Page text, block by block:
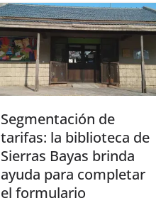
Segmentación de
tarifas: la biblioteca de
Sierras Bayas brinda
ayuda para completar
el formulario